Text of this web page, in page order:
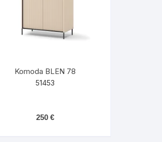
Komoda BLEN 78
51453
250 €